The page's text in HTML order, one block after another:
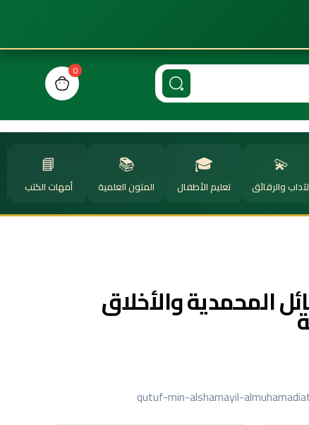
0
view bag
💫
والرقائق
🎓
تعليم الأطفال
📚
المتون العلمية
📘
أمهات الكتب
المحمدية والأخلاق
qutuf-min-alshamayil-